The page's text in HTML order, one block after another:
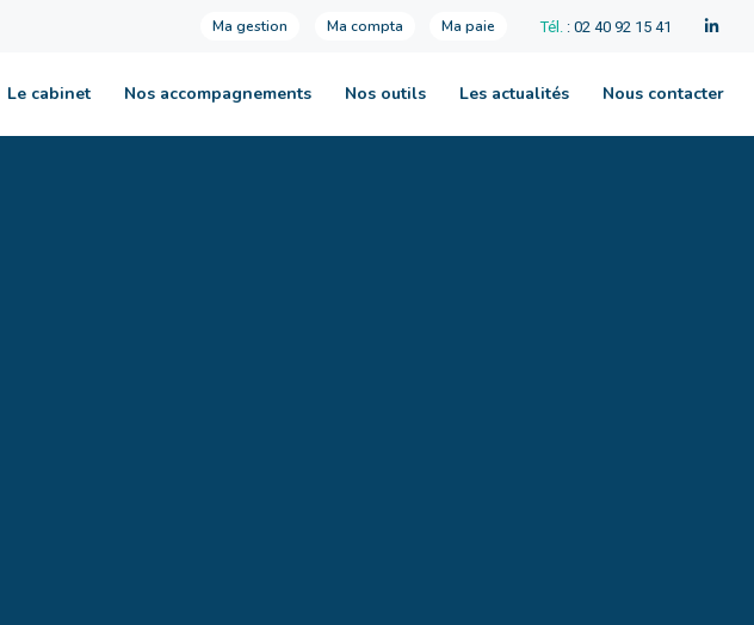
Ma gestion Ma compta Ma paie Tél. : 02 40 92 15 41
Le cabinet Nos accompagnements Nos outils Les actualités Nous contacter